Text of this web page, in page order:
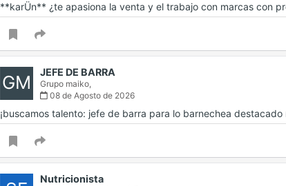
**karÜn** ¿te apasiona la venta y el trabajo con marcas con
GM JEFE DE BARRA
Grupo maiko,
08 de Agosto de 2026
¡buscamos talento: jefe de barra para lo barnechea
Nutricionista